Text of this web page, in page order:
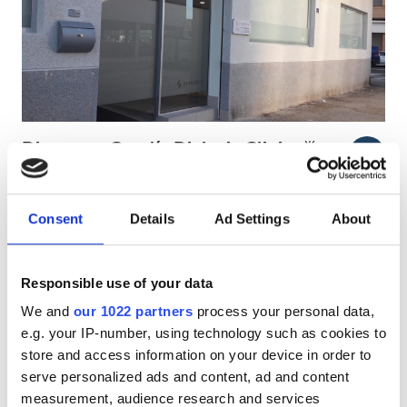
Consent Details Ad Settings About
Responsible use of your data
We and our 1022 partners process your personal data,
e.g. your IP-number, using technology such as cookies to
store and access information on your device in order to
serve personalized ads and content, ad and content
measurement, audience research and services
АИТВ пациенттері
В гепатиті бар пациенттер
С гепатиті бар пациенттер
Сусындар мен жеңіл тағамдар
Тегін WiFi
Теледидар экрандары
Тегін трансфер
Diaverum Gandía Dialysis Clinic
Gandía, Spain
Жақсы
1 пікір
7.8
EHIC арқылы қамтылған GHIC арқылы қамтылған
Теледидар экрандары
HD диализ €200
HDF диализ €250
Брондау